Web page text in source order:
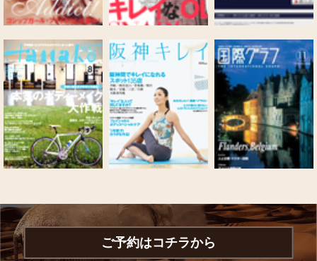
ご予約はコチラから